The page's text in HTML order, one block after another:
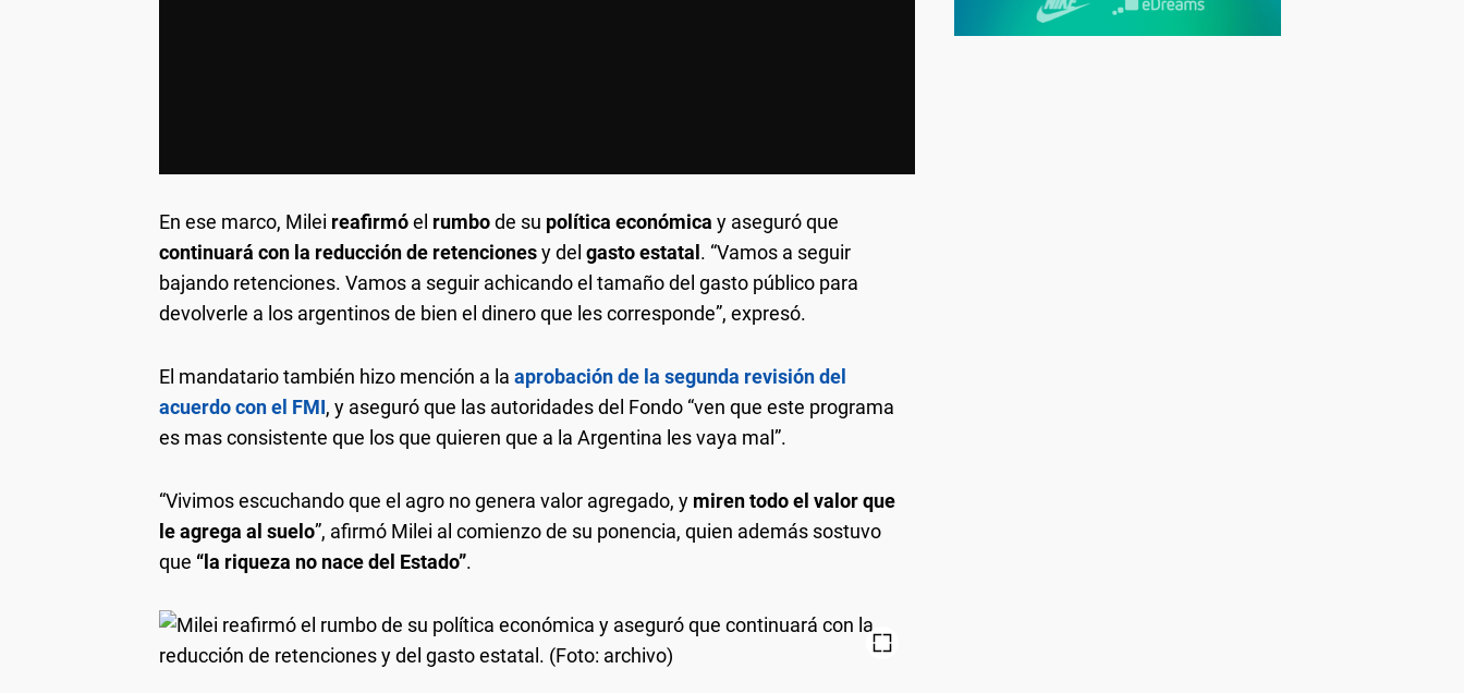
En ese marco, Milei reafirmóel rumbode su política económica y aseguró que
continuará con la reducción de retencionesy del gasto estatal . “Vamos a seguir
bajando retenciones. Vamos a seguir achicando el tamaño del gasto público para
devolverle a los argentinos de bien el dinero que les corresponde”, expresó.
El mandatario también hizo mención a la aprobación de la segunda revisión del
acuerdo con el FMI, y aseguró que las autoridades del Fondo “ven que este programa
es mas consistente que los que quieren que a la Argentina les vaya mal”.
“Vivimos escuchando que el agro no genera valor agregado, y miren todo el valor que
le agrega al suelo”, afirmó Milei al comienzo de su ponencia, quien además sostuvo
que “la riqueza no nace del Estado”.